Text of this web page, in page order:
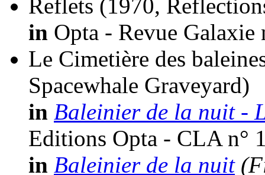
Reflets (1970,
in Opta - Revue Galaxie
Le Cimetière des
Spacewhale Graveyard)
in Baleinier de la nuit -
Editions Opta - CLA n°
in Baleinier de la nuit